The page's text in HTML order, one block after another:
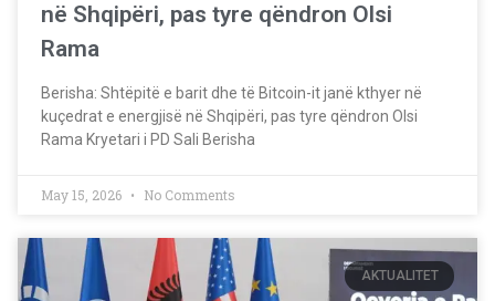
në Shqipëri, pas tyre qëndron Olsi
Rama
Berisha: Shtëpitë e barit dhe të Bitcoin-it janë kthyer në
kuçedrat e energjisë në Shqipëri, pas tyre qëndron Olsi
Rama Kryetari i PD Sali Berisha
May 15, 2026 No Comments
AKTUALITET